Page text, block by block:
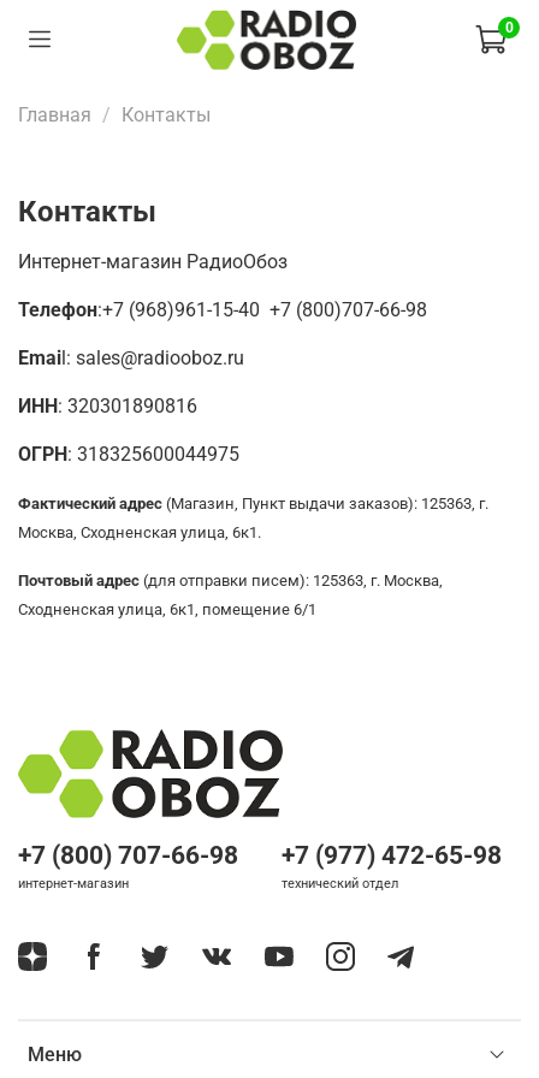
0
Главная Контакты
Контакты
Интернет-магазин РадиоОбоз
Телефон:+7 (968)961-15-40 +7 (800)707-66-98
Email: sales@radiooboz.ru
ИНН: 320301890816
ОГРН: 318325600044975
Фактический адрес (Магазин, Пункт выдачи заказов): 125363 , г.
Москва Сходненская улица, 6к1.
Почтовый адрес (для отправки писем): 125363, г. Москва,
Сходненская улица, 6к1, помещение 6/1
Меню
+7 (800) 707-66-98
интернет-магазин
+7 (977) 472-65-98
технический отдел